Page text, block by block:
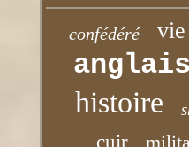
confédéré vie
anglais
histoire
cuir